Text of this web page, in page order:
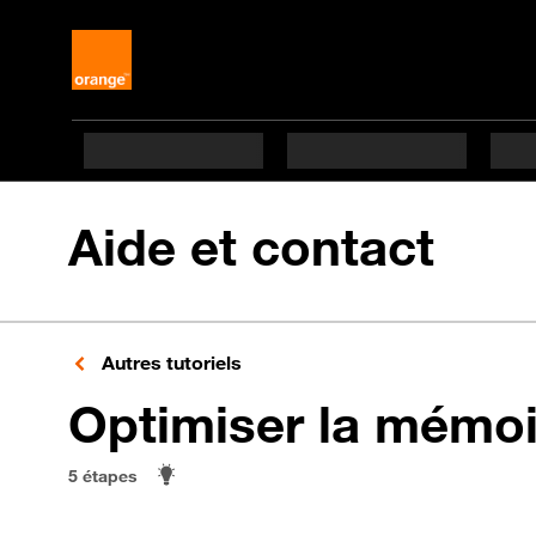
Aide et contact
Autres tutoriels
Optimiser la
5 étapes